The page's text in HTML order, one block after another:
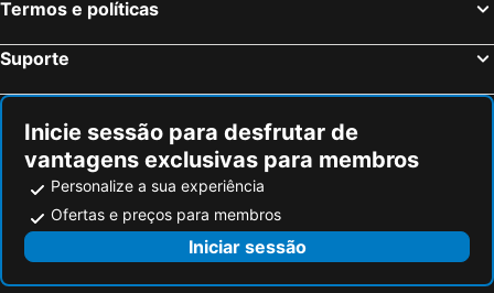
Termos e políticas
Suporte
Inicie sessão para desfrutar de
vantagens exclusivas para membros
Personalize a sua experiência
Ofertas e preços para membros
Iniciar sessão